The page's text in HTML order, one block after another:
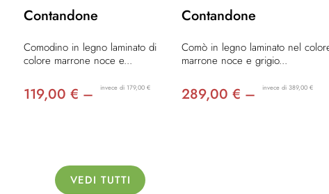
Contandone
Comodino in legno laminato di
colore marrone noce e...
119,00 € – invece di 179,00 €
Contandone
Comò in legno laminato nel
marrone noce e grigio...
289,00 € – invece di 389,00 €
VEDI TUTTI